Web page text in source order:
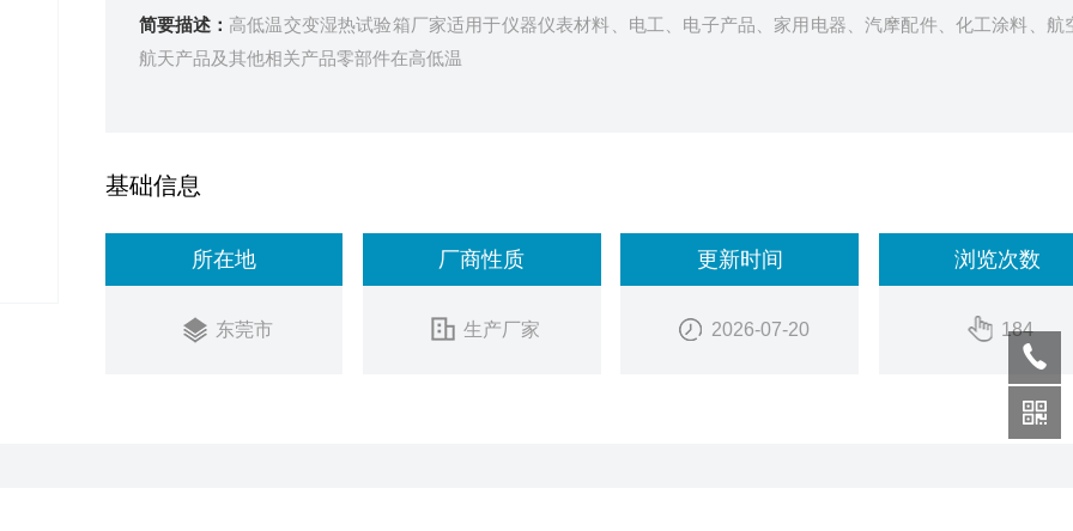
简要描述： 高低温交变湿热试验箱厂家适用于仪器仪表材料、电工、电子产品、家用电器、汽摩配件、化工涂料、航
航天产品及其他相关产品零部件在高低温
基础信息
所在地
东莞市
厂商性质
生产厂家
更新时间
2026-07-20
浏览次数
184